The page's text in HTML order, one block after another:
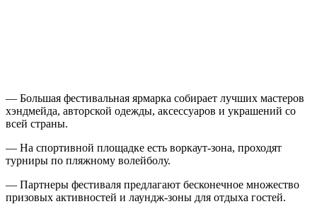
— Большая фестивальная ярмарка собирает лучших мастеров
хэндмейда, авторской одежды, аксессуаров и украшений со
всей страны.
— На спортивной площадке есть воркаут-зона, проходят
турниры по пляжному волейболу.
— Партнеры фестиваля предлагают бесконечное множество
призовых активностей и лаундж-зоны для отдыха гостей.